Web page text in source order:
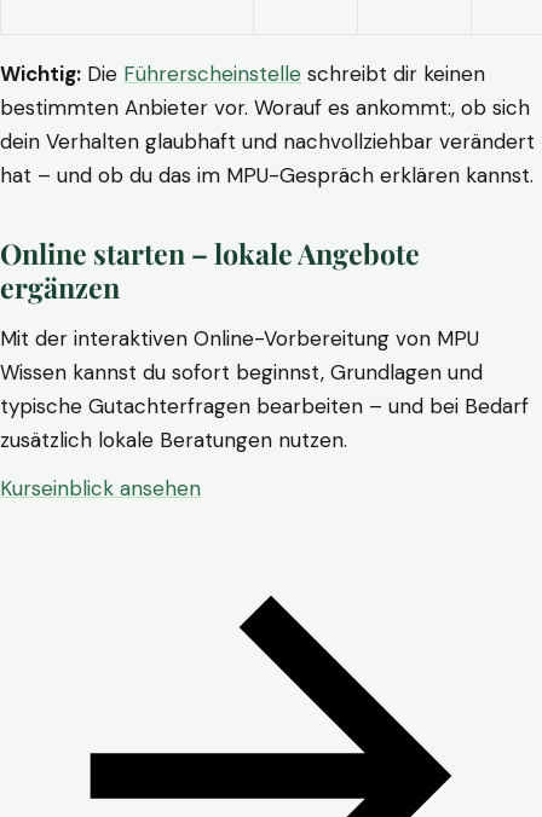
Wichtig: Die Führerscheinstelle schreibt dir keinen
bestimmten Anbieter vor. Worauf es ankommt:, ob sich
dein Verhalten glaubhaft und nachvollziehbar verändert
hat – und ob du das im MPU-Gespräch erklären kannst.
Online starten – lokale Angebote
ergänzen
Mit der interaktiven Online-Vorbereitung von MPU
Wissen kannst du sofort beginnst, Grundlagen und
typische Gutachterfragen bearbeiten – und bei Bedarf
zusätzlich lokale Beratungen nutzen.
Kurseinblick ansehen